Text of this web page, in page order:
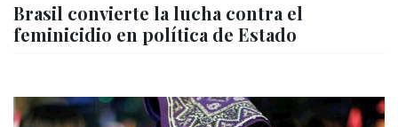
Brasil convierte la lucha contra el
feminicidio en política de Estado